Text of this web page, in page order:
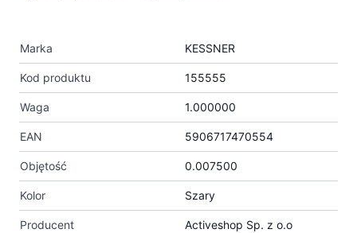
Marka KESSNER
Kod produktu 155555
Waga 1.000000
EAN 5906717470554
Objętość 0.007500
Kolor Szary
Producent Activeshop Sp. z o.o